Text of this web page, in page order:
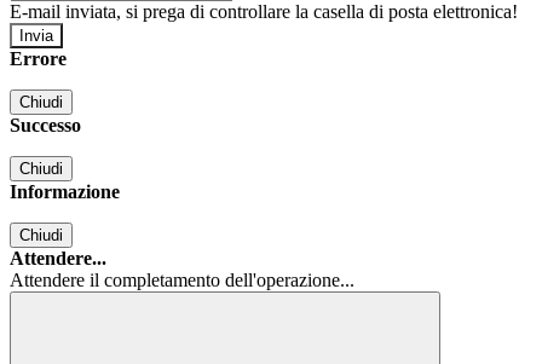
E-mail inviata, si prega di controllare la casella di posta elettronica!
Errore
Chiudi
Successo
Chiudi
Informazione
Chiudi
Attendere...
Attendere il completamento dell'operazione...